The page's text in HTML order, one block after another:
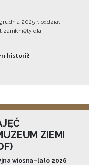
2025 r. oddział
zamknięty dla
historii!
ZIEMI
wiosna–lato 2026